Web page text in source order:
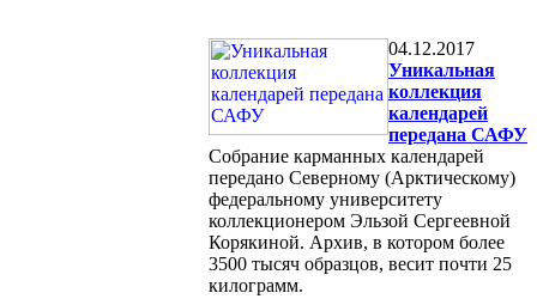
04.12.2017
Уникальная
коллекция
календарей
передана САФУ
Собрание карманных календарей
передано Северному (Арктическому)
федеральному университету
коллекционером Эльзой Сергеевной
Корякиной. Архив, в котором более
3500 тысяч образцов, весит почти 25
килограмм.